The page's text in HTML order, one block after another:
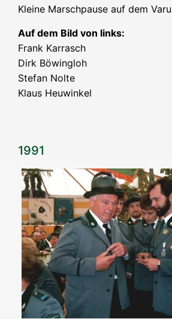
Klei­ne Marsch­pau­se auf dem
Auf dem Bild von links:
Frank Kar­rasch
Dirk Böwing­loh
Ste­fan Nol­te
Klaus Heu­win­kel
1991